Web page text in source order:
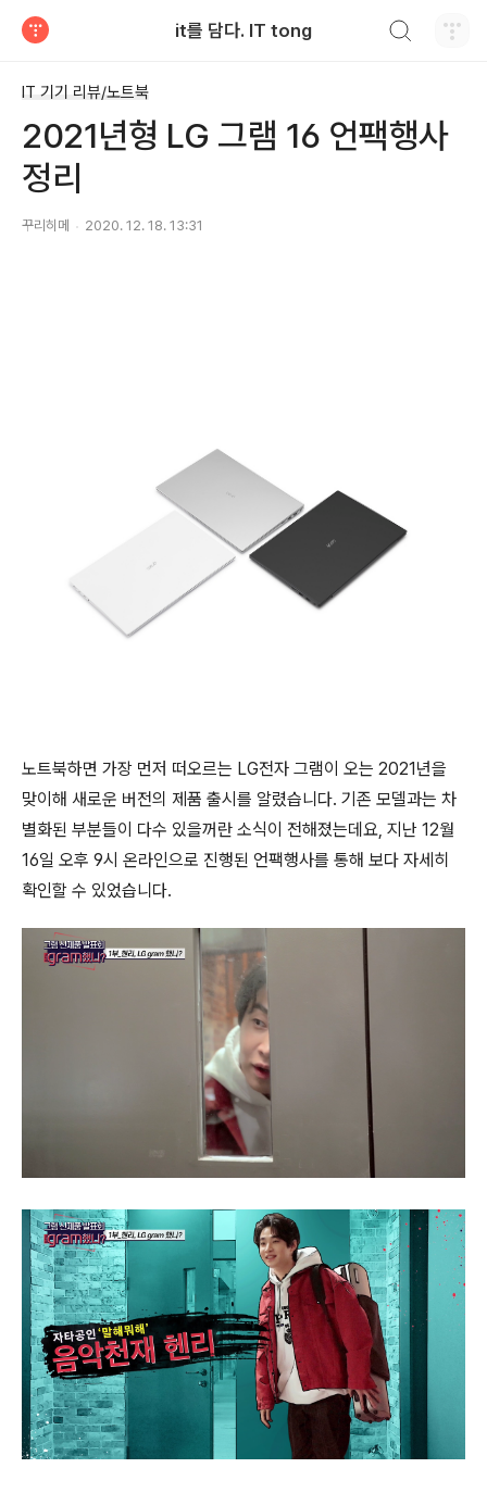
it를 담다. IT tong
IT 기기 리뷰/노트북
2021년형 LG 그램 16 언팩행사
정리
꾸리히메 2020. 12. 18. 13:31
노트북하면 가장 먼저 떠오르는 LG전자 그램이 오는 2021년을
맞이해 새로운 버전의 제품 출시를 알렸습니다. 기존 모델과는 차
별화된 부분들이 다수 있을꺼란 소식이 전해졌는데요, 지난 12월
16일 오후 9시 온라인으로 진행된 언팩행사를 통해 보다 자세히
확인할 수 있었습니다.